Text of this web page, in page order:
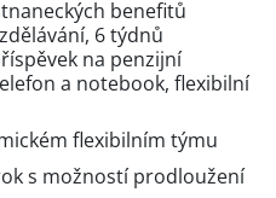
benefitů
6 týdnů
na penzijní
a notebook, flexibilní
flexibilním týmu
s možností prodloužení